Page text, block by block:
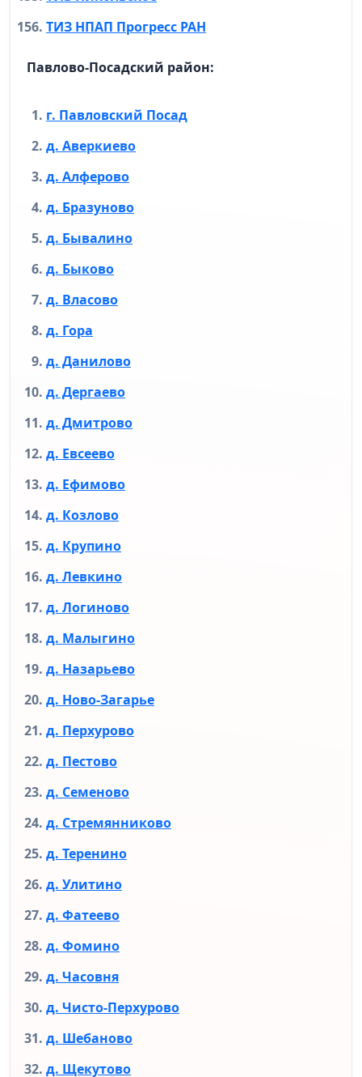
ТИЗ НПАП Прогресс РАН
Павлово-Посадский район:
г. Павловский Посад
д. Аверкиево
д. Алферово
д. Бразуново
д. Бывалино
д. Быково
д. Власово
д. Гора
д. Данилово
д. Дергаево
д. Дмитрово
д. Евсеево
д. Ефимово
д. Козлово
д. Крупино
д. Левкино
д. Логиново
д. Малыгино
д. Назарьево
д. Ново-Загарье
д. Перхурово
д. Пестово
д. Семеново
д. Стремянниково
д. Теренино
д. Улитино
д. Фатеево
д. Фомино
д. Часовня
д. Чисто-Перхурово
д. Шебаново
д. Щекутово